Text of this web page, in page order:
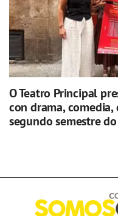
O Teatro Principal
con drama, comedia,
segundo semestre